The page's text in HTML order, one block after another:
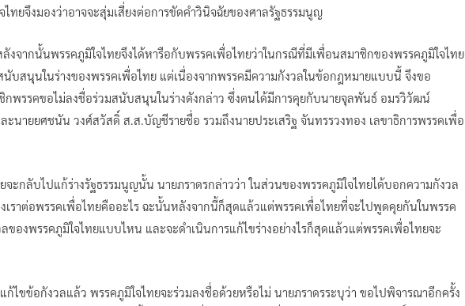
ทยจึงมองว่าอาจจะสุ่มเสี่ยงต่อการขัดคำวินิจฉัยของศาลรัฐธรรมนูญ
งจากนั้นพรรคภูมิใจไทยจึงได้หารือกับพรรคเพื่อไทยว่าในกรณีที่มีเพื่อนสมาชิกของพรรคภูมิใจไทย
บสนุนในร่างของพรรคเพื่อไทย แต่เนื่องจากพรรคมีความกังวลในข้อกฎหมายแบบนี้ จึงขอ
พรรคขอไม่ลงชื่อร่วมสนับสนุนในร่างดังกล่าว ซึ่งตนได้มีการคุยกับนายจุลพันธ์ อมรวิวัฒน์
นายยศชนัน วงศ์สวัสดิ์ ส.ส.บัญชีรายชื่อ รวมถึงนายประเสริฐ จันทรรวงทอง เลขาธิการพรรคเพื่อ
ะกลับไปแก้ร่างรัฐธรรมนูญนั้น นายภราดรกล่าวว่า ในส่วนของพรรคภูมิใจไทยได้บอกความกังวล
เราต่อพรรคเพื่อไทยคืออะไร ฉะนั้นหลังจากนี้ก็สุดแล้วแต่พรรคเพื่อไทยที่จะไปพูดคุยกันในพรรค
ของพรรคภูมิใจไทยแบบไหน และจะดำเนินการแก้ไขร่างอย่างไรก็สุดแล้วแต่พรรคเพื่อไทยจะ
ไขข้อกังวลแล้ว พรรคภูมิใจไทยจะร่วมลงชื่อด้วยหรือไม่ นายภราดรระบุว่า ขอไปพิจารณาอีกครั้ง